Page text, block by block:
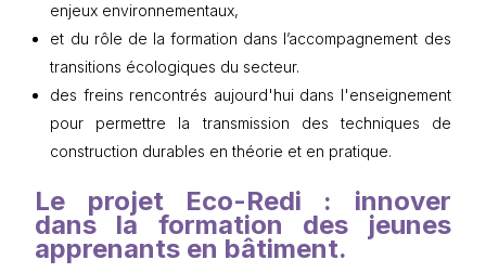
enjeux environnementaux,
et du rôle de la formation dans l’accompagnement des
transitions écologiques du secteur.
des freins rencontrés aujourd'hui dans l'enseignement
pour permettre la transmission des techniques de
construction durables en théorie et en pratique.
Le projet Eco-Redi : innover
dans la formation des jeunes
apprenants en bâtiment.